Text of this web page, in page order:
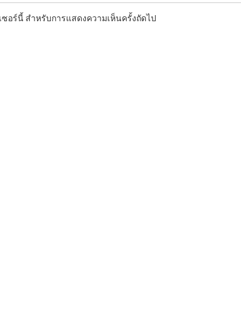
อร์นี้ สำหรับการแสดงความเห็นครั้งถัดไป